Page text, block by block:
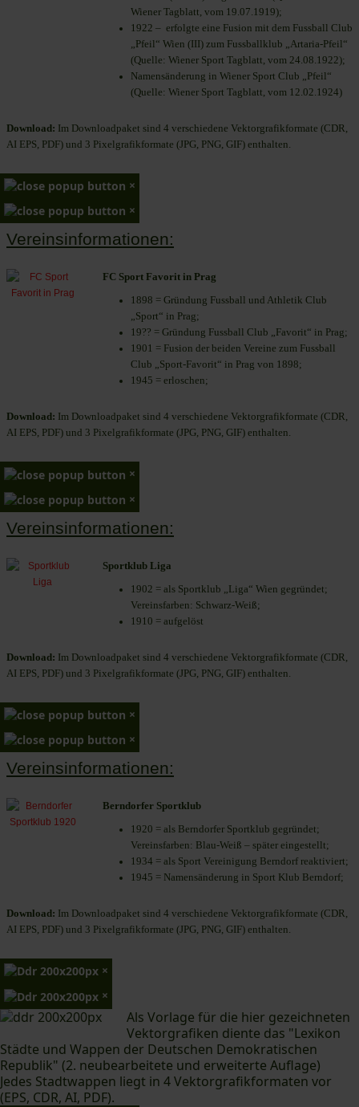
Wiener Tagblatt, vom 19.07.1919);
1922 – erfolgte eine Fusion mit dem Fussball Club
„Pfeil“ Wien (III) zum Fussballklub „Artaria-Pfeil“
(Quelle: Wiener Sport Tagblatt, vom 24.08.1922);
Namensänderung in Wiener Sport Club „Pfeil“
(Quelle: Wiener Sport Tagblatt, vom 12.02.1924)
Download: Im Downloadpaket sind 4 verschiedene Vektorgrafikformate (CDR,
AI EPS, PDF) und 3 Pixelgrafikformate (JPG, PNG, GIF) enthalten.
×
×
Vereinsinformationen:
FC Sport Favorit in Prag
1898 = Gründung Fussball und Athletik Club
„Sport“ in Prag;
19?? = Gründung Fussball Club „Favorit“ in Prag;
1901 = Fusion der beiden Vereine zum Fussball
Club „Sport-Favorit“ in Prag von 1898;
1945 = erloschen;
Download: Im Downloadpaket sind 4 verschiedene Vektorgrafikformate (CDR,
AI EPS, PDF) und 3 Pixelgrafikformate (JPG, PNG, GIF) enthalten.
×
×
Vereinsinformationen:
Sportklub Liga
1902 = als Sportklub „Liga“ Wien gegründet;
Vereinsfarben: Schwarz-Weiß;
1910 = aufgelöst
Download: Im Downloadpaket sind 4 verschiedene Vektorgrafikformate (CDR,
AI EPS, PDF) und 3 Pixelgrafikformate (JPG, PNG, GIF) enthalten.
×
×
Vereinsinformationen:
Berndorfer Sportklub
1920 = als Berndorfer Sportklub gegründet;
Vereinsfarben: Blau-Weiß – später eingestellt;
1934 = als Sport Vereinigung Berndorf reaktiviert;
1945 = Namensänderung in Sport Klub Berndorf;
Download: Im Downloadpaket sind 4 verschiedene Vektorgrafikformate (CDR,
AI EPS, PDF) und 3 Pixelgrafikformate (JPG, PNG, GIF) enthalten.
×
×
Als Vorlage für die hier gezeichneten
Vektorgrafiken diente das "Lexikon
Städte und Wappen der Deutschen Demokratischen
Republik" (2. neubearbeitete und erweiterte Auflage)
Jedes Stadtwappen liegt in 4 Vektorgrafikformaten vor
(EPS, CDR, AI, PDF).